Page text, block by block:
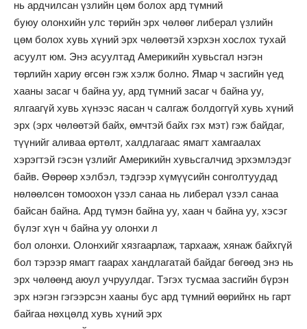
нь ардчилсан үзлийн цөм болох ард түмний
буюу олонхийн улс төрийн эрх чөлөөг либерал үзлийн
цөм болох хувь хүний эрх чөлөөтэй хэрхэн хослох тухай
асуулт юм. Энэ асуултад Америкийн хувьсгал нэгэн
төрлийн хариу өгсөн гэж хэлж болно. Ямар ч засгийн үед
хааны засаг ч байна уу, ард түмний засаг ч байна уу,
ялгаагүй хувь хүнээс яасан ч салгаж болдоггүй хувь хүний
эрх (эрх чөлөөтэй байх, өмчтэй байх гэх мэт) гэж байдаг,
түүнийг аливаа өртөлт, халдлагаас ямагт хамгаалах
хэрэгтэй гэсэн үзлийг Америкийн хувьсгалчид эрхэмлэдэг
байв. Өөрөөр хэлбэл, тэдгээр хүмүүсийн сонголтуудад
нөлөөлсөн томоохон үзэл санаа нь либерал үзэл санаа
байсан байна. Ард түмэн байна уу, хаан ч байна уу, хэсэг
бүлэг хүн ч байна уу олонхи л
бол олонхи. Олонхийг хязгаарлаж, тархааж, хянаж байхгүй
бол тэрээр ямагт гаарах хандлагатай байдаг бөгөөд энэ нь
эрх чөлөөнд аюул учруулдаг. Тэгэх тусмаа засгийн бүрэн
эрх нэгэн гэгээрсэн хааны бус ард түмний өөрийнх нь гарт
байгаа нөхцөлд хувь хүний эрх